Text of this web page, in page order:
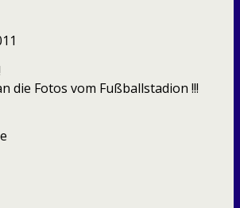
die Fotos vom Fußballstadion !!!